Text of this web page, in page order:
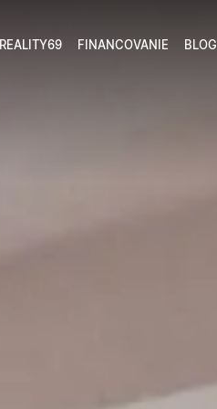
REALITY69 FINANCOVANIE BLOG